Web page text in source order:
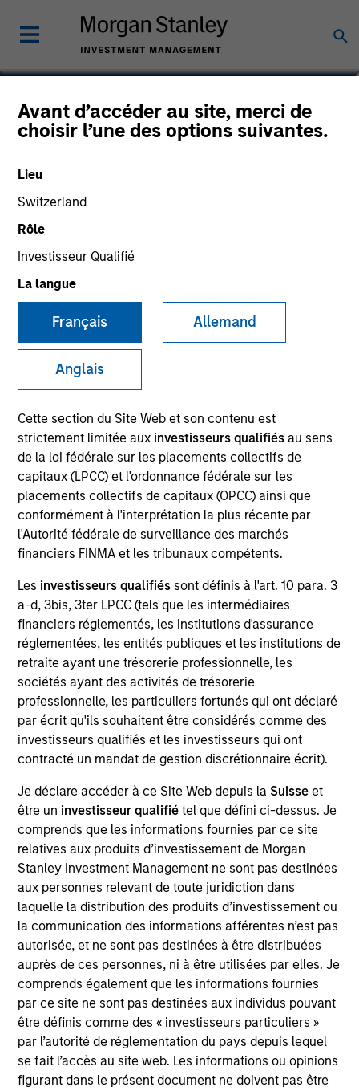
Avant d’accéder au site, merci de
choisir l’une des options suivantes.
Lieu
Switzerland
Rôle
Investisseur Qualifié
La langue
Français Allemand
Anglais
Cette section du Site Web et son contenu est
strictement limitée aux investisseurs qualifiésau sens
de la loi fédérale sur les placements collectifs de
capitaux (LPCC) et l'ordonnance fédérale sur les
placements collectifs de capitaux (OPCC) ainsi que
conformément à l'interprétation la plus récente par
l'Autorité fédérale de surveillance des marchés
financiers FINMA et les tribunaux compétents.
Les investisseurs qualifiés sont définis à l'art. 10 para. 3
a-d, 3bis, 3ter LPCC (tels que les intermédiaires
financiers réglementés, les institutions d'assurance
réglementées, les entités publiques et les institutions de
retraite ayant une trésorerie professionnelle, les
sociétés ayant des activités de trésorerie
professionnelle, les particuliers fortunés qui ont déclaré
par écrit qu'ils souhaitent être considérés comme des
investisseurs qualifiés et les investisseurs qui ont
contracté un mandat de gestion discrétionnaire écrit).
Je déclare accéder à ce Site Web depuis la Suisse et
être un investisseur qualifiétel que défini ci-dessus. Je
comprends que les informations fournies par ce site
relatives aux produits d’investissement de Morgan
Stanley Investment Management ne sont pas destinées
aux personnes relevant de toute juridiction dans
laquelle la distribution des produits d’investissement ou
la communication des informations afférentes n’est pas
autorisée, et ne sont pas destinées à être distribuées
auprès de ces personnes, ni à être utilisées par elles. Je
comprends également que les informations fournies
par ce site ne sont pas destinées aux individus pouvant
être définis comme des « investisseurs particuliers »
par l’autorité de réglementation du pays depuis lequel
se fait l’accès au site web. Les informations ou opinions
figurant dans le présent document ne doivent pas être
Andrew Malek
Managing Director
YEARS OF INDUSTRY EXPERIENCE
22 Years
TEAM
AIP Hedge Fund Team
Andrew is a Managing Director for Morgan Stanley
Investment Management, based in London. He is
head of international (ex-Americas) for the MSIM
Hedge Fund Solutions team, with responsibilities
including client advisory and relationships with
European portfolio managers and counterparties for
the team’s multi-PM market neutral strategy. He
joined Morgan Stanley in 2004 and has over 18
years of relevant industry experience, having
worked across portfolio management and research
roles during his tenure at the firm. Andrew holds a
B.Sc. (Hons) in business economics with computing
from the University of Surrey. He holds the
Chartered Alternative Investment Analyst ("CAIA")
designation.
Team Insights